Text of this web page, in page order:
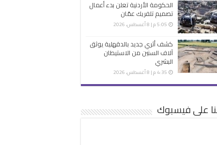
الحكومة الأردنية تعلن بدء أعمال
تصميم تلفريك عمّان
5:05 م | 8 أغسطس، 2026
كشف أثري جديد بالدقهلية يوثق
آلاف السنين من الاستيطان
البشري
4:35 م | 8 أغسطس، 2026
على فيسبوك